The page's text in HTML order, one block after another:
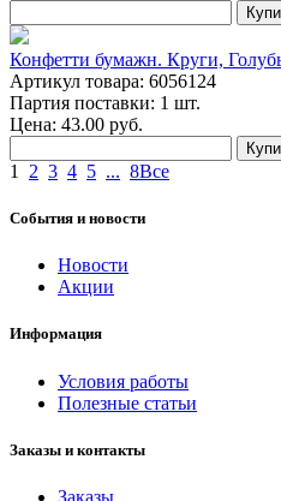
Конфетти бумажн. Круги,
Артикул товара: 6056124
Партия поставки: 1 шт.
Цена: 43.00 руб.
1 2 3 4 5 ... 8Все
События и новости
Новости
Акции
Информация
Условия работы
Полезные статьи
Заказы и контакты
Заказы